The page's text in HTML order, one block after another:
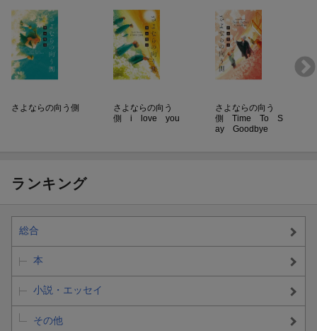
さよならの向う側
さよならの向う
側 i love you
さよならの向う
側 Time To S
ay Goodbye
ランキング
総合
本
小説・エッセイ
その他